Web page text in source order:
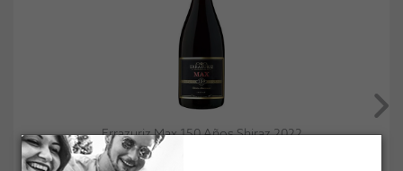
Errazuriz Max 150 Años Shiraz 2022